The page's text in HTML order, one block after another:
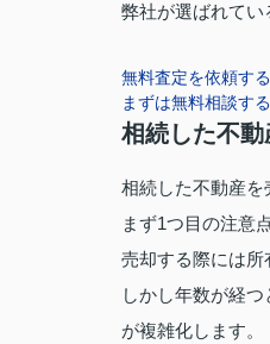
弊社が選ばれてい
無料査定を依頼する
まずは無料相談する
相続した不
相続した不動産を
まず1つ目の注意
売却する際には所
しかし年数が経
が複雑化します。